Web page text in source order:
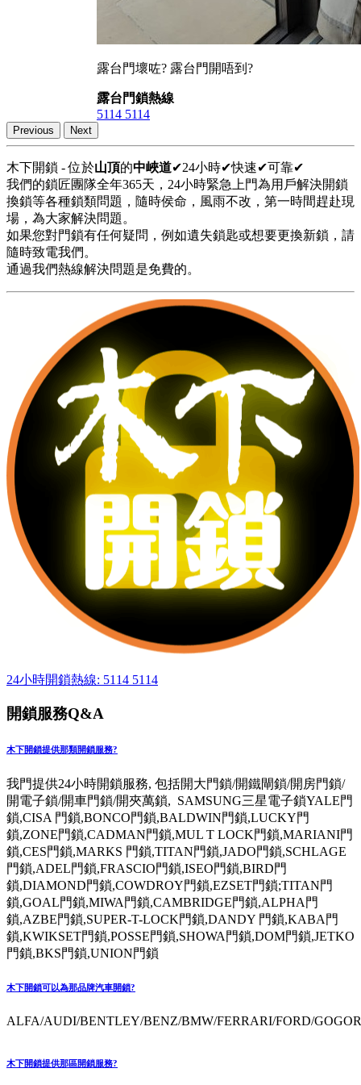
露台門壞咗? 露台門開唔到?
露台門鎖熱線
5114 5114
Previous Next
木下開鎖 - 位於山頂的中峽道✔24小時✔快速✔可靠✔
我們的鎖匠團隊全年365天，24小時緊急上門為用戶解決開鎖
換鎖等各種鎖類問題，隨時侯命，風雨不改，第一時間趕赴現
場，為大家解決問題。
如果您對門鎖有任何疑問，例如遺失鎖匙或想要更換新鎖，請
隨時致電我們。
通過我們熱線解決問題是免費的。
24小時開鎖熱線: 5114 5114
開鎖服務Q&A
木下開鎖提供那類開鎖服務?
我門提供24小時開鎖服務, 包括開大門鎖/開鐵閘鎖/開房門鎖/
開電子鎖/開車門鎖/開夾萬鎖, SAMSUNG三星電子鎖YALE門
鎖,CISA 門鎖,BONCO門鎖,BALDWIN門鎖,LUCKY門
鎖,ZONE門鎖,CADMAN門鎖,MUL T LOCK門鎖,MARIANI門
鎖,CES門鎖,MARKS 門鎖,TITAN門鎖,JADO門鎖,SCHLAGE
門鎖,ADEL門鎖,FRASCIO門鎖,ISEO門鎖,BIRD門
鎖,DIAMOND門鎖,COWDROY門鎖,EZSET門鎖;TITAN門
鎖,GOAL門鎖,MIWA門鎖,CAMBRIDGE門鎖,ALPHA門
鎖,AZBE門鎖,SUPER-T-LOCK門鎖,DANDY 門鎖,KABA門
鎖,KWIKSET門鎖,POSSE門鎖,SHOWA門鎖,DOM門鎖,JETKO
門鎖,BKS門鎖,UNION門鎖
木下開鎖可以為那品牌汽車開鎖?
ALFA/AUDI/BENTLEY/BENZ/BMW/FERRARI/FORD/
木下開鎖提供那區開鎖服務?